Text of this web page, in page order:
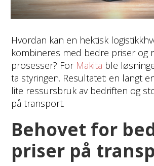
Hvordan kan en hektisk
kombineres med bedre priser og
prosesser? For Makita ble
ta styringen. Resultatet: en langt
lite ressursbruk av bedriften og
på transport.
Behovet for
priser på